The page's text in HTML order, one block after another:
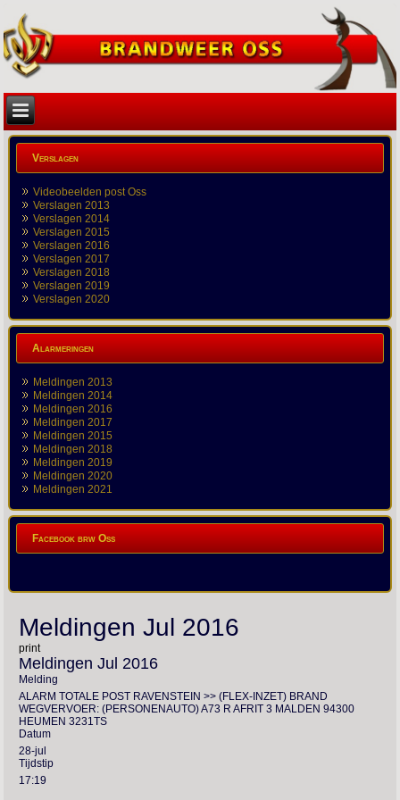
Verslagen
Videobeelden post Oss
Verslagen 2013
Verslagen 2014
Verslagen 2015
Verslagen 2016
Verslagen 2017
Verslagen 2018
Verslagen 2019
Verslagen 2020
Alarmeringen
Meldingen 2013
Meldingen 2014
Meldingen 2016
Meldingen 2017
Meldingen 2015
Meldingen 2018
Meldingen 2019
Meldingen 2020
Meldingen 2021
Facebook brw Oss
Meldingen Jul 2016
print
Meldingen Jul 2016
Melding
ALARM TOTALE POST RAVENSTEIN >> (FLEX-INZET) BRAND
WEGVERVOER: (PERSONENAUTO) A73 R AFRIT 3 MALDEN 94300
HEUMEN 3231TS
Datum
28-jul
Tijdstip
17:19